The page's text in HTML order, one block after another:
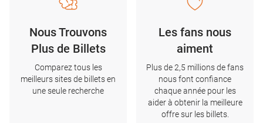
Nous Trouvons
Plus de Billets
Comparez tous les
meilleurs sites de billets en
une seule recherche
Les fans nous
aiment
Plus de 2,5 millions de fans
nous font confiance
chaque année pour les
aider à obtenir la meilleure
offre sur les billets.